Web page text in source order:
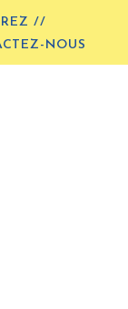
//
NOUS